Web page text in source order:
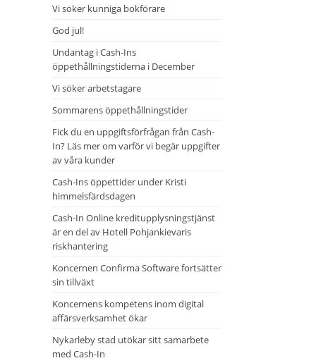
Vi söker kunniga bokförare
God jul!
Undantag i Cash-Ins
öppethållningstiderna i December
Vi söker arbetstagare
Sommarens öppethållningstider
Fick du en uppgiftsförfrågan från Cash-
In? Läs mer om varför vi begär uppgifter
av våra kunder
Cash-Ins öppettider under Kristi
himmelsfärdsdagen
Cash-In Online kreditupplysningstjänst
är en del av Hotell Pohjankievaris
riskhantering
Koncernen Confirma Software fortsätter
sin tillväxt
Koncernens kompetens inom digital
affärsverksamhet ökar
Nykarleby stad utökar sitt samarbete
med Cash-In